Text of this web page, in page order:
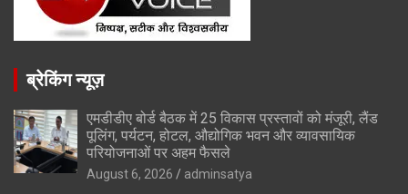
ब्रेकिंग न्यूज़
एमडीडीए बोर्ड बैठक में 25 विकास प्रस्तावों को मंजूरी, लैंड
पूलिंग, पर्यटन, होटल, औद्योगिक भवन और व्यावसायिक
परियोजनाओं पर अहम फैसले
August 6, 2026 adminsatya